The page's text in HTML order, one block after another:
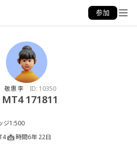
参加
敬惠 李 ID: 10350
MT4 171811
ジ1:500
時間6年 22日